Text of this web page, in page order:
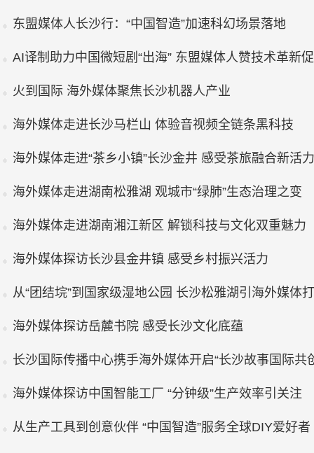
东盟媒体人长沙行：“中国智造”加速科幻场景落地
AI译制助力中国微短剧“出海” 东盟媒体人赞技术革新
火到国际 海外媒体聚焦长沙机器人产业
海外媒体走进长沙马栏山 体验音视频全链条黑科技
海外媒体走进“茶乡小镇”长沙金井 感受茶旅融合新活力
海外媒体走进湖南松雅湖 观城市“绿肺”生态治理之变
海外媒体走进湖南湘江新区 解锁科技与文化双重魅力
海外媒体探访长沙县金井镇 感受乡村振兴活力
从“团结垸”到国家级湿地公园 长沙松雅湖引海外媒体
海外媒体探访岳麓书院 感受长沙文化底蕴
长沙国际传播中心携手海外媒体开启“长沙故事国际共
海外媒体探访中国智能工厂 “分钟级”生产效率引关注
从生产工具到创意伙伴 “中国智造”服务全球DIY爱好者